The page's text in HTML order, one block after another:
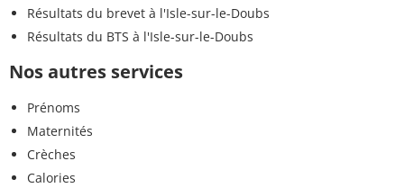
Résultats du brevet à l'Isle-sur-le-Doubs
Résultats du BTS à l'Isle-sur-le-Doubs
Nos autres services
Prénoms
Maternités
Crèches
Calories